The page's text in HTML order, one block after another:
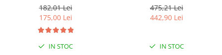
Reglabil - Albastru
182,01 Lei
175,00 Lei
IN STOC
Bej
475,21 Lei
442,90 Lei
IN STOC